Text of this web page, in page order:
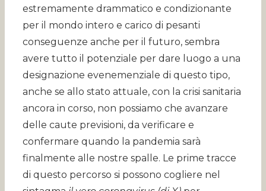
estremamente drammatico e condizionante
per il mondo intero e carico di pesanti
conseguenze anche per il futuro, sembra
avere tutto il potenziale per dare luogo a una
designazione evenemenziale di questo tipo,
anche se allo stato attuale, con la crisi sanitaria
ancora in corso, non possiamo che avanzare
delle caute previsioni, da verificare e
confermare quando la pandemia sarà
finalmente alle nostre spalle. Le prime tracce
di questo percorso si possono cogliere nel